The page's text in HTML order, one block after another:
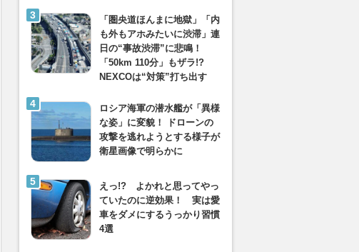
「圏央道ほんまに地獄」「内
も外もアホみたいに渋滞」連
日の“事故渋滞”に悲鳴！
「50km 110分」もザラ!?
NEXCOは“対策”打ち出す
ロシア海軍の潜水艦が「異様
な姿」に変貌！ ドローンの
攻撃を逃れようとする様子が
衛星画像で明らかに
えっ!? よかれと思ってやっ
ていたのに逆効果！ 実は愛
車をダメにするうっかり習慣
4選